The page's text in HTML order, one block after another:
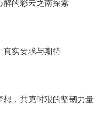
醉的彩云之南探索
真实要求与期待
想，共克时艰的坚韧力量